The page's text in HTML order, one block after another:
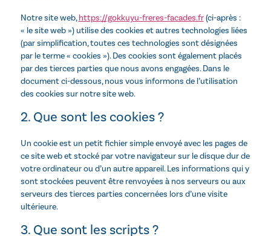
Notre site web,https://gokkuyu-freres-facades.fr(ci-après :
« le site web ») utilise des cookies et autres technologies liées
(par simplification, toutes ces technologies sont désignées
par le terme « cookies »). Des cookies sont également placés
par des tierces parties que nous avons engagées. Dans le
document ci-dessous, nous vous informons de l’utilisation
des cookies sur notre site web.
2. Que sont les cookies ?
Un cookie est un petit fichier simple envoyé avec les pages de
ce site web et stocké par votre navigateur sur le disque dur de
votre ordinateur ou d’un autre appareil. Les informations qui y
sont stockées peuvent être renvoyées à nos serveurs ou aux
serveurs des tierces parties concernées lors d’une visite
ultérieure.
3. Que sont les scripts ?